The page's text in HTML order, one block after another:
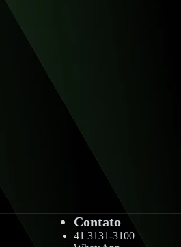
Contato
41 3131-3100